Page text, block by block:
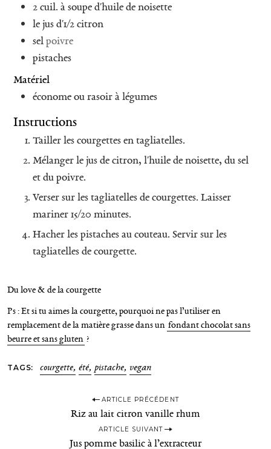
2cuil. à souped'huile de noisette
le jus d'1/2 citron
selpoivre
pistaches
Matériel
économe ou rasoir à légumes
Instructions
Tailler les courgettes en tagliatelles.
Mélanger le jus de citron, l'huile de noisette, du sel
et du poivre.
Verser sur les tagliatelles de courgettes. Laisser
mariner 15/20 minutes.
Hacher les pistaches au couteau. Servir sur les
tagliatelles de courgette.
Du love & de la courgette
Ps : Et si tu aimes la courgette, pourquoi ne pas l’utiliser en
remplacement de la matière grasse dans un fondant chocolat sans
beurre et sans gluten ?
TAGS courgette été pistache vegan
ARTICLE PRÉCÉDENT
Riz au lait citron vanille rhum
ARTICLE SUIVANT
Jus pomme basilic à l’extracteur